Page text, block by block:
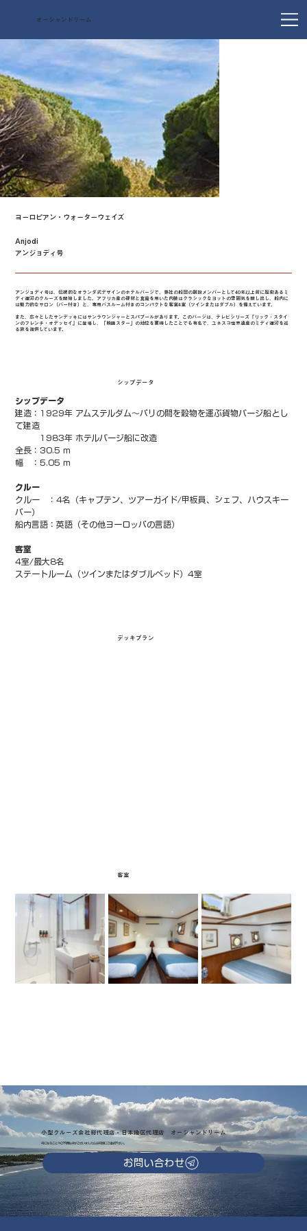
オーシャンドリーム
ヨーロピアン・ウォーターウェイズ
アンジョディ号
Anjodi
アンジョディ号は、伝統的なオランダ式デザインのホテルバージで、弊社の船団の創設メンバーとして40年以上前に歴史あるミ
ディ運河のクルーズを開始しました。アフリカ産の硬材と真鍮を用いた内装はクラシックなヨットの雰囲気を醸し出し、船内に
は魅力的なサロン（バー付き）と、専用バスルーム付きのコンパクトな客室4室（ツインまたはダブル）を備えています。
また、広々としたサンデッキにはサンラウンジャーとスパプールがあります。このバージは、テレビシリーズ『リック・スタイ
ンのフレンチ・オデッセイ』に登場し、「映画スター」の地位を獲得したことでも有名で、ユネスコ世界遺産のミディ運河を巡
る旅を提供しています。
シップデータ
シップデータ
建造：1929年 アムステルダム～パリの間を穀物を運ぶ貨物バージ船とし
て建造
         1983年 ホテルバージ船に改造
全長：30.5 m
幅   ：5.05 m
クルー
クルー   ：4名（キャプテン、ツアーガイド/甲板員、シェフ、ハウスキー
パー）
船内言語：英語（その他ヨーロッパの言語）
客室
4室/最大8名
ステートルーム（ツインまたはダブルベッド）4室
デッキプラン
客室
小型クルーズ会社総代理店・日本地区代理店 オーシャンドリーム
気になることやご不明な点がございましたらお気軽にご連絡下さい。
お問い合わせ